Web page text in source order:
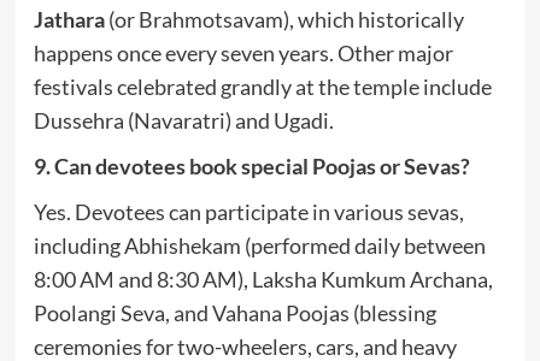
Jathara(or Brahmotsavam), which historically
happens once every seven years.Other major
festivals celebrated grandly at the temple include
Dussehra (Navaratri) and Ugadi.
9. Can devotees book special Poojas or Sevas?
Yes. Devotees can participate in various sevas,
including Abhishekam (performed daily between
8:00 AM and 8:30 AM), Laksha Kumkum Archana,
Poolangi Seva, and Vahana Poojas (blessing
ceremonies for two-wheelers, cars, and heavy